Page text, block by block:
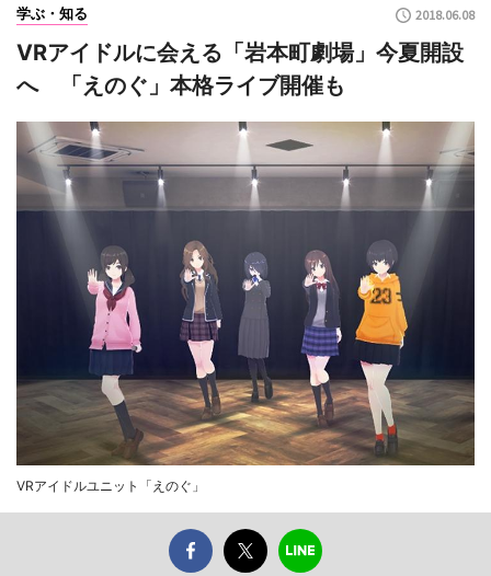
学ぶ・知る 2018.06.08
VRアイドルに会える「岩本町劇場」今夏開設
へ 「えのぐ」本格ライブ開催も
VRアイドルユニット「えのぐ」